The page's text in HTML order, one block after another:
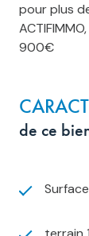
pour plus
900€
de ce